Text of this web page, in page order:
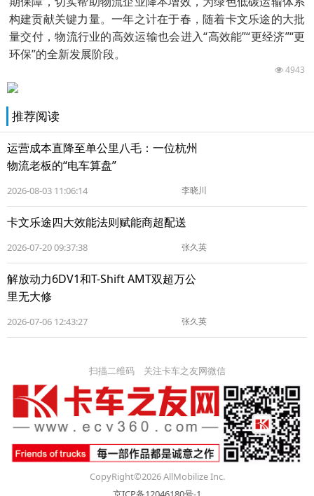
构建贡献关键力量。一年之计在于春，随着卡文乐途的大批
量交付，物流行业的高效运输也会进入“高效能”“更经济”“更
环保”的全新发展阶段。
4943
推荐阅读
运营成本直降至单公里八毛：一位杭州
物流老板的“电车算盘”
2026-08-03 11:06:14 李晓川
卡文乐途四大效能法则赋能商超配送
2026-07-20 09:37:38 张久英
解放动力6DV1和T-Shift AMT双超万公
里无大修
2026-07-06 12:43:27 张久英
扫描二维码 关注卡车之友网微信
CopyRight©2026 AllMobilize Inc.